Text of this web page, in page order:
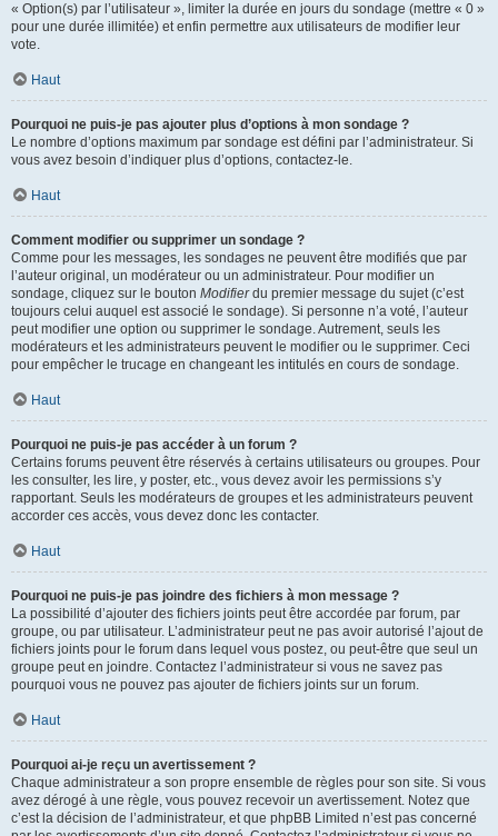
« Option(s) par l’utilisateur », limiter la durée en jours du sondage (mettre « 0 »
pour une durée illimitée) et enfin permettre aux utilisateurs de modifier leur
vote.
Haut
Pourquoi ne puis-je pas ajouter plus d’options à mon sondage ?
Le nombre d’options maximum par sondage est défini par l’administrateur. Si
vous avez besoin d’indiquer plus d’options, contactez-le.
Haut
Comment modifier ou supprimer un sondage ?
Comme pour les messages, les sondages ne peuvent être modifiés que par
l’auteur original, un modérateur ou un administrateur. Pour modifier un
sondage, cliquez sur le bouton Modifierdu premier message du sujet (c’est
toujours celui auquel est associé le sondage). Si personne n’a voté, l’auteur
peut modifier une option ou supprimer le sondage. Autrement, seuls les
modérateurs et les administrateurs peuvent le modifier ou le supprimer. Ceci
pour empêcher le trucage en changeant les intitulés en cours de sondage.
Haut
Pourquoi ne puis-je pas accéder à un forum ?
Certains forums peuvent être réservés à certains utilisateurs ou groupes. Pour
les consulter, les lire, y poster, etc., vous devez avoir les permissions s’y
rapportant. Seuls les modérateurs de groupes et les administrateurs peuvent
accorder ces accès, vous devez donc les contacter.
Haut
Pourquoi ne puis-je pas joindre des fichiers à mon message ?
La possibilité d’ajouter des fichiers joints peut être accordée par forum, par
groupe, ou par utilisateur. L’administrateur peut ne pas avoir autorisé l’ajout de
fichiers joints pour le forum dans lequel vous postez, ou peut-être que seul un
groupe peut en joindre. Contactez l’administrateur si vous ne savez pas
pourquoi vous ne pouvez pas ajouter de fichiers joints sur un forum.
Haut
Pourquoi ai-je reçu un avertissement ?
Chaque administrateur a son propre ensemble de règles pour son site. Si vous
avez dérogé à une règle, vous pouvez recevoir un avertissement. Notez que
c’est la décision de l’administrateur, et que phpBB Limited n’est pas concerné